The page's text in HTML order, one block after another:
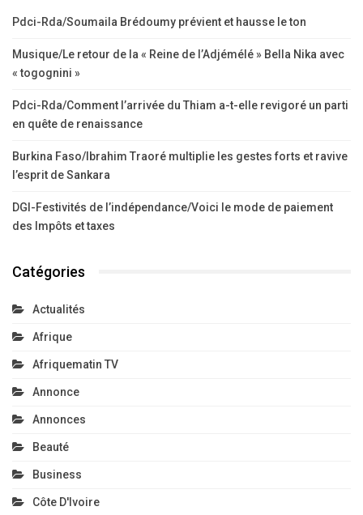
Pdci-Rda/Soumaila Brédoumy prévient et hausse le ton
Musique/Le retour de la « Reine de l’Adjémélé » Bella Nika avec
« togognini »
Pdci-Rda/Comment l’arrivée du Thiam a-t-elle revigoré un parti
en quête de renaissance
Burkina Faso/Ibrahim Traoré multiplie les gestes forts et ravive
l’esprit de Sankara
DGI-Festivités de l’indépendance/Voici le mode de paiement
des Impôts et taxes
Catégories
Actualités
Afrique
Afriquematin TV
Annonce
Annonces
Beauté
Business
Côte D'Ivoire